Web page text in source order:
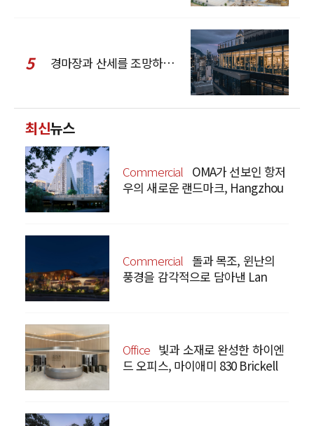
5 경마장과 산세를 조망하는 CCD Hong Kong Creative Center
최신뉴스
Commercial OMA가 선보인 항저
우의 새로운 랜드마크, Hangzhou
Commercial 돌과 목조, 윈난의
풍경을 감각적으로 담아낸 Lan
Office 빛과 소재로 완성한 하이엔
드 오피스, 마이애미 830 Brickell